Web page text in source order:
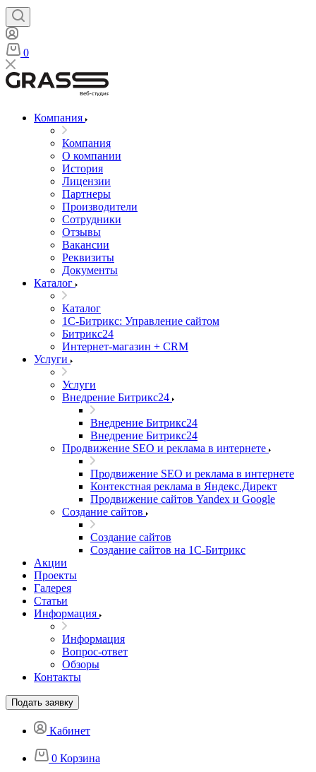
0
Веб-студия
Компания
Компания
О компании
История
Лицензии
Партнеры
Производители
Сотрудники
Отзывы
Вакансии
Реквизиты
Документы
Каталог
Каталог
1С-Битрикс: Управление сайтом
Битрикс24
Интернет-магазин + CRM
Услуги
Услуги
Внедрение Битрикс24
Внедрение Битрикс24
Внедрение Битрикс24
Продвижение SEO и реклама в интернете
Продвижение SEO и реклама в интернете
Контекстная реклама в Яндекс.Директ
Продвижение сайтов Yandex и Google
Создание сайтов
Создание сайтов
Создание сайтов на 1С-Битрикс
Акции
Проекты
Галерея
Статьи
Информация
Информация
Вопрос-ответ
Обзоры
Контакты
Подать заявку
Кабинет
0 Корзина